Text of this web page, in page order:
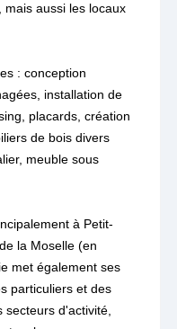
aussi les locaux
: conception
installation de
placards, création
de bois divers
meuble sous
à Petit-
la Moselle (en
met également ses
particuliers et des
d'activité,